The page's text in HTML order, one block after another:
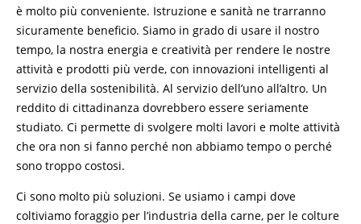
è molto più conveniente. Istruzione e sanità ne trarranno
sicuramente beneficio. Siamo in grado di usare il nostro
tempo, la nostra energia e creatività per rendere le nostre
attività e prodotti più verde, con innovazioni intelligenti al
servizio della sostenibilità. Al servizio dell’uno all’altro. Un
reddito di cittadinanza dovrebbero essere seriamente
studiato. Ci permette di svolgere molti lavori e molte attività
che ora non si fanno perché non abbiamo tempo o perché
sono troppo costosi.
Ci sono molto più soluzioni. Se usiamo i campi dove
coltiviamo foraggio per l’industria della carne, per le colture